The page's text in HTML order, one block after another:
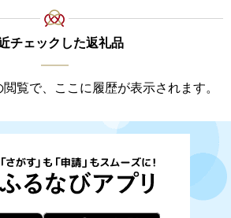
チェックした返礼品
覧で、ここに履歴が表示されます。